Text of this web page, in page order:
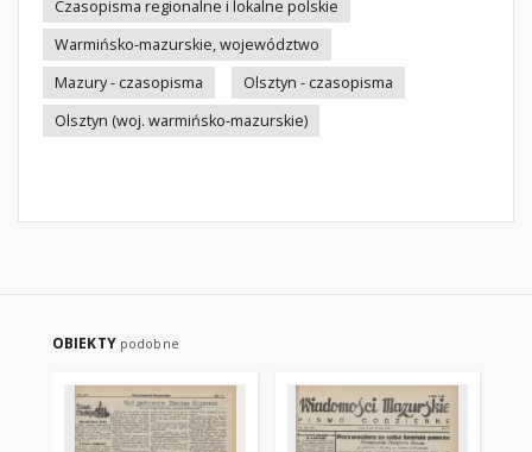
Czasopisma regionalne i lokalne polskie
Warmińsko-mazurskie, województwo
Mazury - czasopisma
Olsztyn - czasopisma
Olsztyn (woj. warmińsko-mazurskie)
OBIEKTY podobne